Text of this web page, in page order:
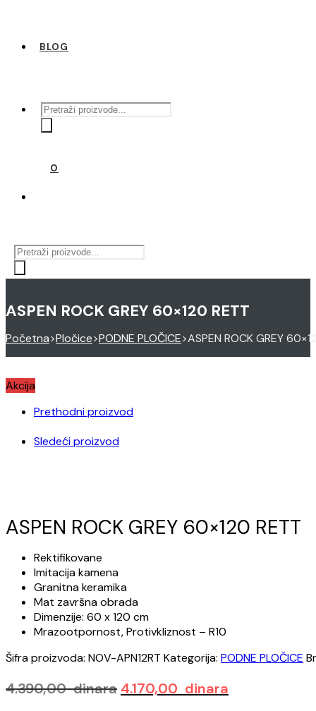
BLOG
Products
search
0
Products
search
ASPEN ROCK GREY 60×120 RETT
Početna>Pločice>PODNE PLOČICE>ASPEN ROCK GREY
Akcija
Prethodni proizvod
Sledeći proizvod
ASPEN ROCK GREY 60×120 RETT
Rektifikovane
Imitacija kamena
Granitna keramika
Mat završna obrada
Dimenzije: 60 x 120 cm
Mrazootpornost, Protivkliznost – R10
Šifra proizvoda: NOV-APN12RT Kategorija: PODNE PLOČICE
4.390,00dinara Originalna
4.170,00 dinara